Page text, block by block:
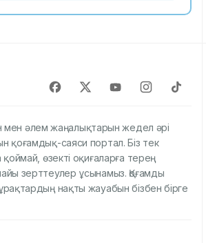
мен әлем жаңалықтарын жедел әрі
қоғамдық-саяси портал. Біз тек
өзекті оқиғаларға терең
зерттеулер ұсынамыз. Қоғамды
нақты жауабын бізбен бірге